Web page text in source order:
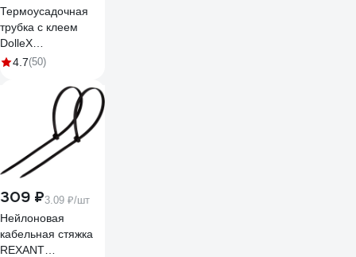
Термоусадочная
трубка с клеем
DolleX
коэффициент
10 шт., 3 - 12 мм,
черные TU-010
4.7(50)
309 ₽3.09 ₽/шт
Нейлоновая
кабельная стяжка
REXANT